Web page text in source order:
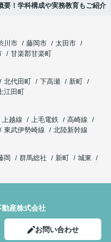
要！学科構成や実務教育もご紹介
川市 藤岡市
太田市
甘楽郡甘楽町
北代田町 下高瀬
新町
江田町
上越線 上毛電鉄
高崎線
東武伊勢崎線
北陸新幹線
岡 群馬総社 新町
城東
産株式会社
お問い合わせ